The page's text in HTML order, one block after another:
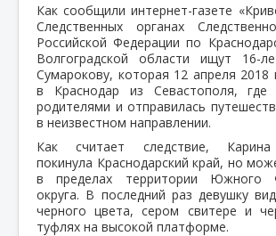
Как сообщили интернет-газете
Следственных органах
Российской Федерации по
Волгоградской области ищут 16-
Сумарокову, которая 12 апреля 2018
в Краснодар из Севастополя,
родителями и отправилась
в неизвестном направлении.
Как считает следствие, Карина
покинула Краснодарский край, но
в пределах территории Южного
округа. В последний раз девушку
черного цвета, сером свитере и
туфлях на высокой платформе.